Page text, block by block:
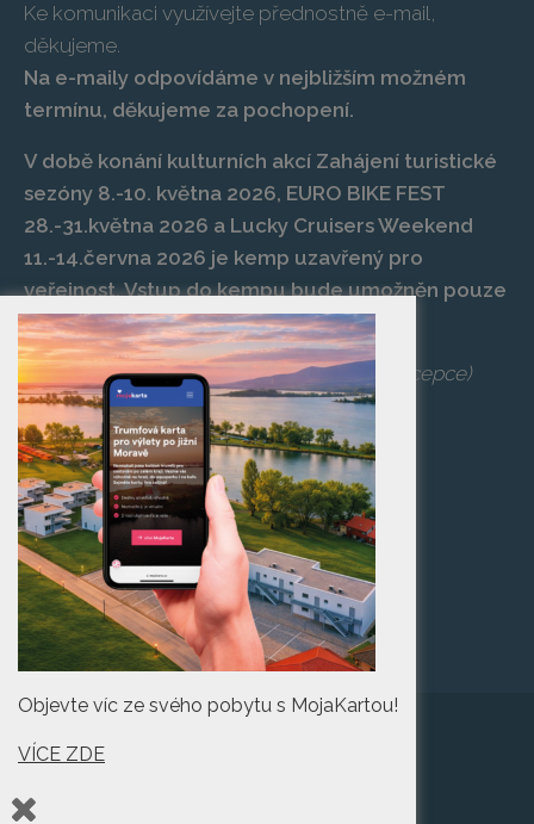
Ke komunikaci využívejte přednostně e-mail,
děkujeme.
Na e-maily odpovídáme v nejbližším možném
termínu, děkujeme za pochopení.
V době konání kulturních akcí Zahájení turistické
sezóny 8.-10. května 2026, EURO BIKE FEST
28.-31.května 2026 a Lucky Cruisers Weekend
11.-14.června 2026 je kemp uzavřený pro
veřejnost. Vstup do kempu bude umožněn pouze
po zaplacení vstupenky na danou akci.
Telefon:+420 519 427 714,539 029 266
(recepce)
E-mail:camp@pasohlavky.cz
SPOJTE SE S NÁMI
Turistické informační
centrum Pasohlávky
Objevte víc ze svého pobytu s MojaKartou!
VÍCE ZDE